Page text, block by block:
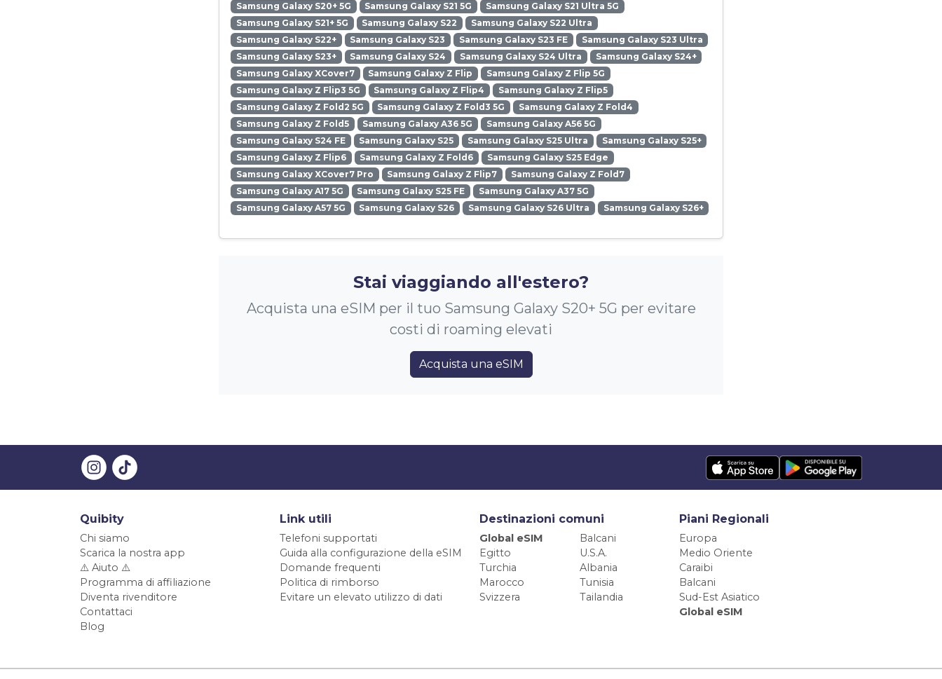
Samsung Galaxy S20+ 5G
Samsung Galaxy S21 5G
Samsung Galaxy S21 Ultra 5G
Samsung Galaxy S21+ 5G
Samsung Galaxy S22
Samsung Galaxy S22 Ultra
Samsung Galaxy S22+
Samsung Galaxy S23 Samsung Galaxy S23 FE
Samsung Galaxy S23 Ultra
Samsung Galaxy S23+
Samsung Galaxy S24 Samsung Galaxy S24 Ultra
Samsung Galaxy S24+
Samsung Galaxy XCover7
Samsung Galaxy Z Flip
Samsung Galaxy Z Flip 5G
Samsung Galaxy Z Flip3 5G
Samsung Galaxy Z Flip4
Samsung Galaxy Z Flip5
Samsung Galaxy Z Fold2 5G
Samsung Galaxy Z Fold3 5G
Samsung Galaxy Z Fold4
Samsung Galaxy Z Fold5
Samsung Galaxy A36 5G
Samsung Galaxy A56 5G
Samsung Galaxy S24 FE
Samsung Galaxy S25 Samsung Galaxy S25 Ultra
Samsung Galaxy S25+
Samsung Galaxy Z Flip6
Samsung Galaxy Z Fold6
Samsung Galaxy S25 Edge
Samsung Galaxy XCover7 Pro
Samsung Galaxy Z Flip7
Samsung Galaxy Z Fold7
Samsung Galaxy A17 5G
Samsung Galaxy S25 FE
Samsung Galaxy A37 5G
Samsung Galaxy A57 5G
Samsung Galaxy S26 Samsung Galaxy S26 Ultra Samsung Galaxy S26+
Stai viaggiando all'estero?
Acquista una eSIM per il tuo Samsung Galaxy S20+ 5G per evitare
costi di roaming elevati
Acquista una eSIM
Quibity
Chi siamo
Scarica la nostra app
⚠️ Aiuto ⚠️
Programma di affiliazione
Diventa rivenditore
Contattaci
Blog
Link utili
Telefoni supportati
Guida alla configurazione della eSIM
Domande frequenti
Politica di rimborso
Evitare un elevato utilizzo di dati
Destinazioni comuni
Global eSIM
Balcani
Egitto
U.S.A.
Turchia
Albania
Marocco
Tunisia
Svizzera
Tailandia
Piani Regionali
Europa
Medio Oriente
Caraibi
Balcani
Sud-Est Asiatico
Global eSIM